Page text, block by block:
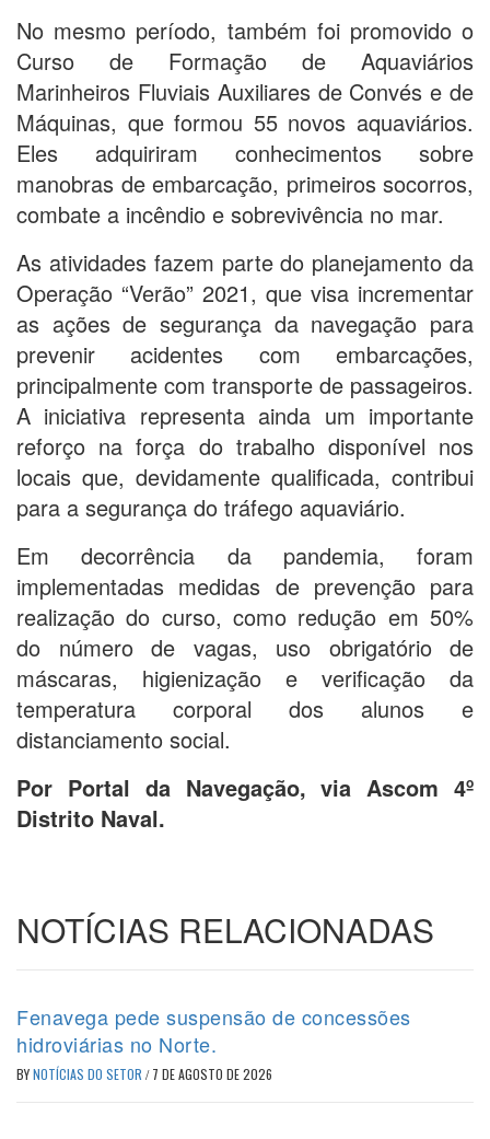
No mesmo período, também foi promovido o
Curso de Formação de Aquaviários
Marinheiros Fluviais Auxiliares de Convés e de
Máquinas, que formou 55 novos aquaviários.
Eles adquiriram conhecimentos sobre
manobras de embarcação, primeiros socorros,
combate a incêndio e sobrevivência no mar.
As atividades fazem parte do planejamento da
Operação “Verão” 2021, que visa incrementar
as ações de segurança da navegação para
prevenir acidentes com embarcações,
principalmente com transporte de passageiros.
A iniciativa representa ainda um importante
reforço na força do trabalho disponível nos
locais que, devidamente qualificada, contribui
para a segurança do tráfego aquaviário.
Em decorrência da pandemia, foram
implementadas medidas de prevenção para
realização do curso, como redução em 50%
do número de vagas, uso obrigatório de
máscaras, higienização e verificação da
temperatura corporal dos alunos e
distanciamento social.
Por Portal da Navegação, via Ascom 4º
Distrito Naval.
NOTÍCIAS RELACIONADAS
Fenavega pede suspensão de concessões
hidroviárias no Norte.
BYNOTÍCIAS DO SETOR / 7 DE AGOSTO DE 2026